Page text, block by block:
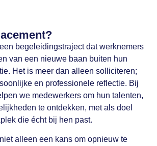
begeleidingstraject dat werknemers
van een nieuwe baan buiten hun
Het is meer dan alleen solliciteren;
en professionele reflectie. Bij
we medewerkers om hun talenten,
te ontdekken, met als doel
die écht bij hen past.
alleen een kans om opnieuw te